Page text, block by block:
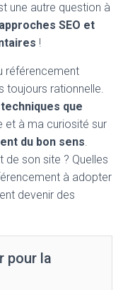
une autre question à
SEO et
!
référencement
toujours rationnelle.
que
et à ma curiosité sur
du bon sens.
son site ? Quelles
à adopter
devenir des
pour la